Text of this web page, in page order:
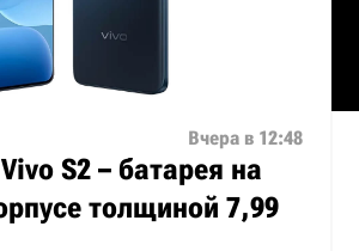
Вчера в 12:48
S2 – батарея на
толщиной 7,99